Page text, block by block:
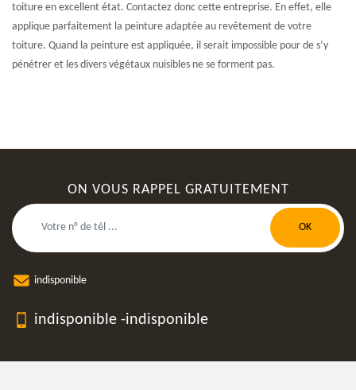
toiture en excellent état. Contactez donc cette entreprise. En effet, elle
applique parfaitement la peinture adaptée au revêtement de votre
toiture. Quand la peinture est appliquée, il serait impossible pour de s’y
pénétrer et les divers végétaux nuisibles ne se forment pas.
ON VOUS RAPPEL GRATUITEMENT
indisponible
indisponible -indisponible